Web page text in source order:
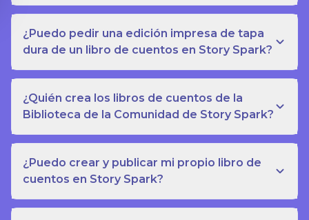
¿Puedo pedir una edición impresa de tapa
dura de un libro de cuentos en Story Spark?
¿Quién crea los libros de cuentos de la
Biblioteca de la Comunidad de Story Spark?
¿Puedo crear y publicar mi propio libro de
cuentos en Story Spark?